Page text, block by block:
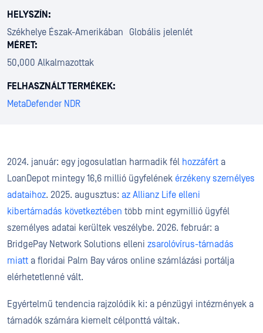
HELYSZÍN:
Székhelye Észak-Amerikában Globális jelenlét
MÉRET:
50,000 Alkalmazottak
FELHASZNÁLT TERMÉKEK:
MetaDefender NDR
2024. január: egy jogosulatlan harmadik fél hozzáfért a
LoanDepot mintegy 16,6 millió ügyfelének érzékeny személyes
adataihoz. 2025. augusztus: az Allianz Life elleni
kibertámadás következtében több mint egymillió ügyfél
személyes adatai kerültek veszélybe. 2026. február: a
BridgePay Network Solutions elleni zsarolóvírus-támadás
miatt a floridai Palm Bay város online számlázási portálja
elérhetetlenné vált.
Egyértelmű tendencia rajzolódik ki: a pénzügyi intézmények a
támadók számára kiemelt célponttá váltak.